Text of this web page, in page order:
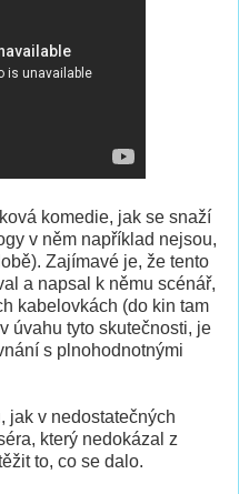
komedie, jak se snaží
v něm například nejsou,
Zajímavé je, že tento
a napsal k němu scénář,
kabelovkách (do kin tam
úvahu tyto skutečnosti, je
s plnohodnotnými
jak v nedostatečných
který nedokázal z
to, co se dalo.